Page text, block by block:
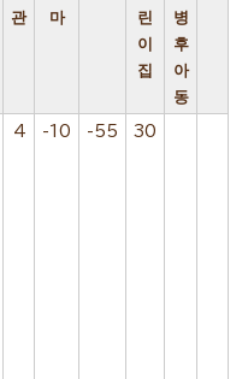
관
마
린
이
집
병
후
아
동
4 -10 -55 30